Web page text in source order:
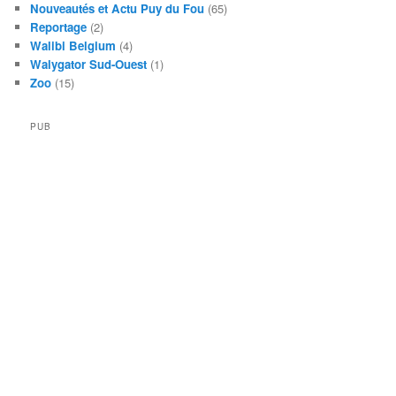
Nouveautés et Actu Puy du Fou (65)
Reportage (2)
Walibi Belgium (4)
Walygator Sud-Ouest (1)
Zoo (15)
PUB